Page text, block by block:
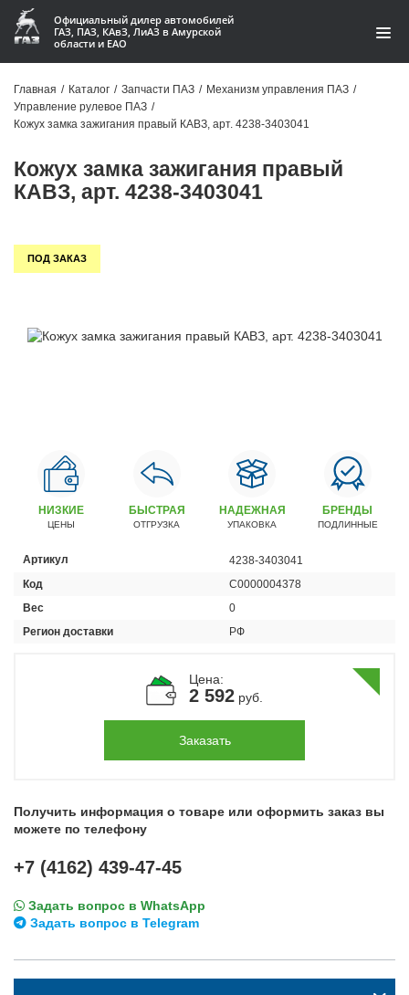
Официальный дилер автомобилей
ГАЗ, ПАЗ, КАвЗ, ЛиАЗ в Амурской
области и ЕАО
Акции
О компании
Контакты
Доставка
Статьи
+7 (4162) 22-95-09
Запчасти
+7 (4162) 22-95-79
Сервисный центр
+7 (4162) 22–95–69
График работы: ПН-ПТ с 8.30 до 18.00 (+6 по МСК)
График работы сервис: ПН-СБ с 8.30 до 20.00
Главная / Каталог / Запчасти ПАЗ / Механизм управления ПАЗ /
Управление рулевое ПАЗ /
Кожух замка зажигания правый КАВЗ, арт. 4238-3403041
Кожух замка зажигания правый
КАВЗ, арт. 4238-3403041
ПОД ЗАКАЗ
НИЗКИЕ
ЦЕНЫ
БЫСТРАЯ
ОТГРУЗКА
НАДЕЖНАЯ
УПАКОВКА
БРЕНДЫ
ПОДЛИННЫЕ
Артикул
4238-3403041
Код
С0000004378
Вес
0
Регион доставки
РФ
Цена:
2 592 руб.
Заказать
Получить информация о товаре или оформить заказ вы
можете по телефону
+7 (4162) 439-47-45
Задать вопрос в WhatsApp
Задать вопрос в Telegram